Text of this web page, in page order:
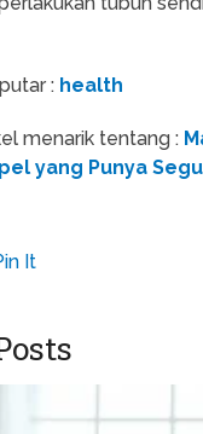
: health
menarik tentang :
yang Punya
It